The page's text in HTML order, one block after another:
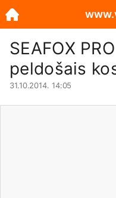
SEAFOX
peldošais
31.10.2014. 14:05